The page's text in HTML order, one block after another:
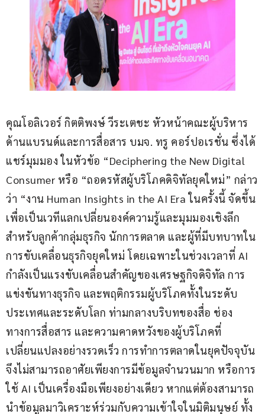
คุณโอลิเวอร์ กิตติพงษ์ วีระเตชะ หัวหน้าคณะผู้บริหาร
ด้านแบรนด์และการสื่อสาร บมจ. ทรู คอร์ปอเรชั่น ซึ่งได้
แชร์มุมมอง ในหัวข้อ “Deciphering the New Digital
Consumer หรือ “ถอดรหัสผู้บริโภคดิจิทัลยุคใหม่” กล่าว
ว่า “งาน Human Insights in the AI Era ในครั้งนี้ จัดขึ้น
เพื่อเป็นเวทีแลกเปลี่ยนองค์ความรู้และมุมมองเชิงลึก
สำหรับลูกค้ากลุ่มธุรกิจ นักการตลาด และผู้ที่มีบทบาทใน
การขับเคลื่อนธุรกิจยุคใหม่ โดยเฉพาะในช่วงเวลาที่ AI
กำลังเป็นแรงขับเคลื่อนสำคัญของเศรษฐกิจดิจิทัล การ
แข่งขันทางธุรกิจ และพฤติกรรมผู้บริโภคทั้งในระดับ
ประเทศและระดับโลก ท่ามกลางบริบทของสื่อ ช่อง
ทางการสื่อสาร และความคาดหวังของผู้บริโภคที่
เปลี่ยนแปลงอย่างรวดเร็ว การทำการตลาดในยุคปัจจุบัน
จึงไม่สามารถอาศัยเพียงการมีข้อมูลจำนวนมาก หรือการ
ใช้ AI เป็นเครื่องมือเพียงอย่างเดียว หากแต่ต้องสามารถ
นำข้อมูลมาวิเคราะห์ร่วมกับความเข้าใจในมิติมนุษย์ ทั้ง